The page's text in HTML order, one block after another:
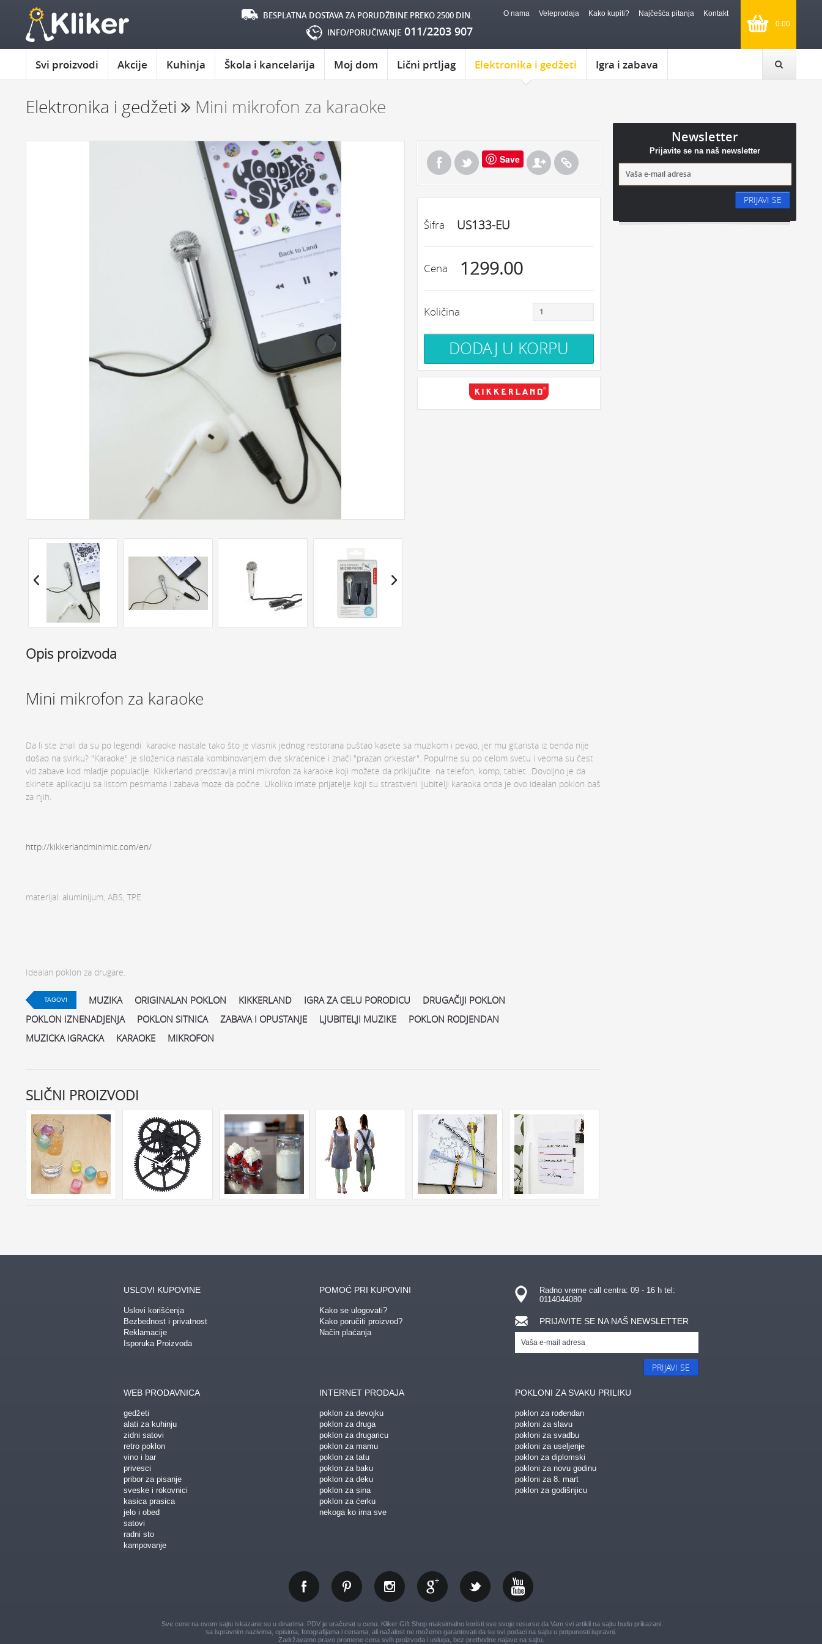
0.00
O nama Veleprodaja Kako kupiti? Najčešća pitanja Kontakt
BESPLATNA DOSTAVA ZA PORUDŽBINE PREKO 2500 DIN.
INFO/PORUČIVANJE 011/2203 907
Svi proizvodi Akcije Kuhinja Škola i kancelarija Moj dom Lični prtljag Elektronika i gedžeti Igra i zabava
Elektronika i gedžeti Mini mikrofon za karaoke
Save
Šifra US133-EU
Cena 1299.00
Količina
Opis proizvoda
Mini mikrofon za karaoke
Da li ste znali da su po legendi karaoke nastale tako što je vlasnik jednog restorana puštao kasete sa muzikom i pevao, jer mu gitarista iz benda nije
došao na svirku? "Karaoke" je složenica nastala kombinovanjem dve skraćenice i znači "prazan orkestar". Populrne su po celom svetu i veoma su čest
vid zabave kod mladje populacije. Kikkerland predstavlja mini mikrofon za karaoke koji možete da priključite na telefon, komp, tablet...Dovoljno je da
skinete aplikaciju sa listom pesmama i zabava moze da počne. Ukoliko imate prijatelje koji su strastveni ljubitelji karaoka onda je ovo idealan poklon baš
za njih.
http://kikkerlandminimic.com/en/
materijal: aluminijum, ABS, TPE
Idealan poklon za drugare.
TAGOVI MUZIKA ORIGINALAN POKLON KIKKERLAND IGRA ZA CELU PORODICU
DRUGAČIJI POKLON
POKLON IZNENADJENJA
POKLON SITNICA ZABAVA I OPUSTANJE LJUBITELJI MUZIKE
POKLON RODJENDAN
MUZICKA IGRACKA
KARAOKE MIKROFON
SLIČNI PROIZVODI
Newsletter
Prijavite se na naš newsletter
PRIJAVI SE
USLOVI KUPOVINE
Uslovi korišćenja
Bezbednost i privatnost
Reklamacije
Isporuka Proizvoda
POMOĆ PRI KUPOVINI
Kako se ulogovati?
Kako poručiti proizvod?
Način plaćanja
Radno vreme call centra: 09 - 16 h tel:
0114044080
PRIJAVITE SE NA NAŠ NEWSLETTER
PRIJAVI SE
WEB PRODAVNICA
gedžeti
alati za kuhinju
zidni satovi
retro poklon
vino i bar
privesci
pribor za pisanje
sveske i rokovnici
kasica prasica
jelo i obed
satovi
radni sto
kampovanje
INTERNET PRODAJA
poklon za devojku
poklon za druga
poklon za drugaricu
poklon za mamu
poklon za tatu
poklon za baku
poklon za deku
poklon za sina
poklon za ćerku
nekoga ko ima sve
POKLONI ZA SVAKU PRILIKU
poklon za rođendan
pokloni za slavu
pokloni za svadbu
pokloni za useljenje
poklon za diplomski
pokloni za novu godinu
pokloni za 8. mart
poklon za godišnjicu
Sve cene na ovom sajtu iskazane su u dinarima. PDV je uračunat u cenu. Kliker Gift Shop maksimalno koristi sve svoje resurse da Vam svi artikli na sajtu budu prikazani
sa ispravnim nazivima, opisima, fotografijama i cenama, ali nažalost ne možemo garantovati da su svi podaci na sajtu u potpunosti ispravni.
Zadržavamo pravo promene cena svih proizvoda i usluga, bez prethodne najave na sajtu.